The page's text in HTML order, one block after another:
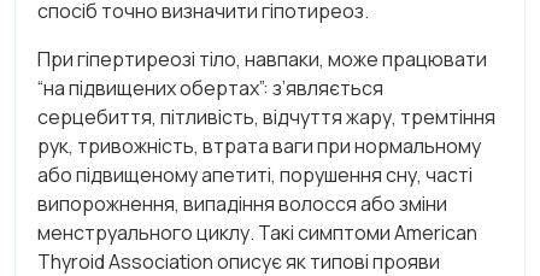
спосіб точно визначити гіпотиреоз.
При гіпертиреозі тіло, навпаки, може працювати
“на підвищених обертах”: з’являється
серцебиття, пітливість, відчуття жару, тремтіння
рук, тривожність, втрата ваги при нормальному
або підвищеному апетиті, порушення сну, часті
випорожнення, випадіння волосся або зміни
менструального циклу. Такі симптоми American
Thyroid Association описує як типові прояви